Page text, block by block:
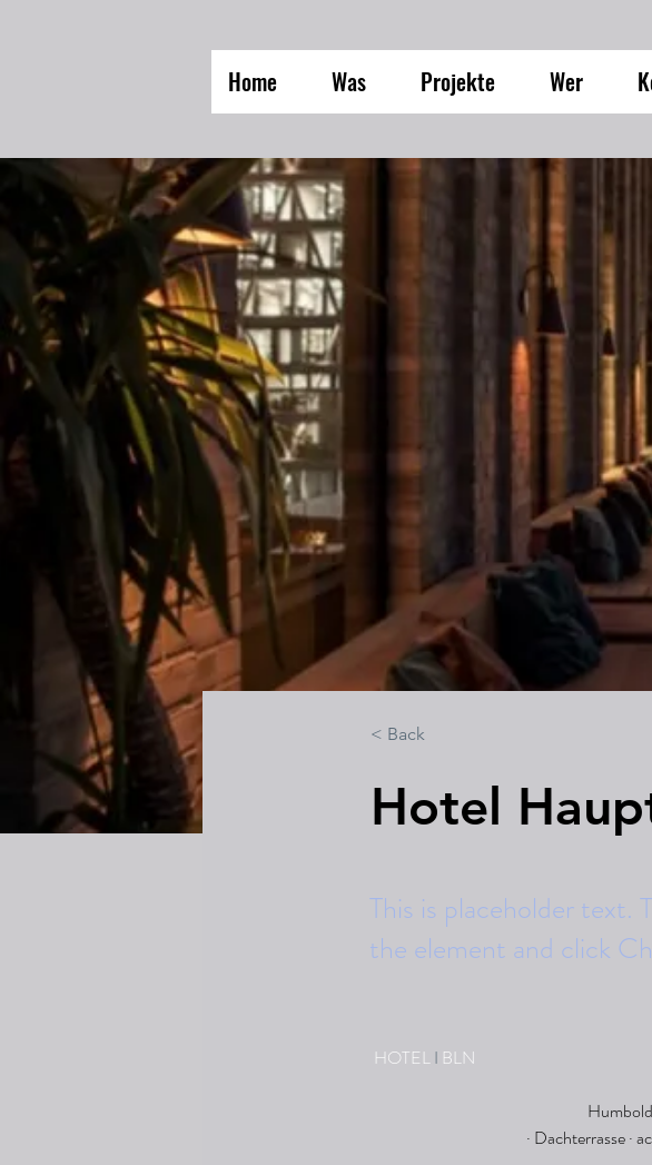
Home Was Projekte Wer
< Back
Hotel
This is placeholder text.
the element and click
HOTEL I BLN
· Dachterrasse ·